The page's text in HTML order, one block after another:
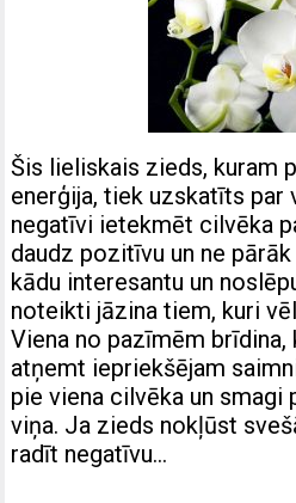
Šis lieliskais zieds, kuram
enerģija, tiek uzskatīts par
negatīvi ietekmēt cilvēka
daudz pozitīvu un ne
kādu interesantu un
noteikti jāzina tiem, kuri
Viena no pazīmēm brīdina,
atņemt iepriekšējam
pie viena cilvēka un
viņa. Ja zieds nokļūst
radīt negatīvu…